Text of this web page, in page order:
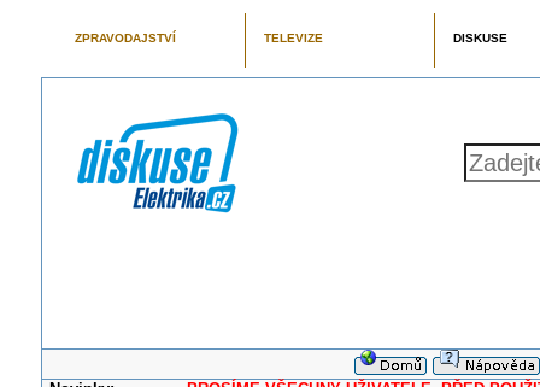
ZPRAVODAJSTVÍ TELEVIZE DISKUSE